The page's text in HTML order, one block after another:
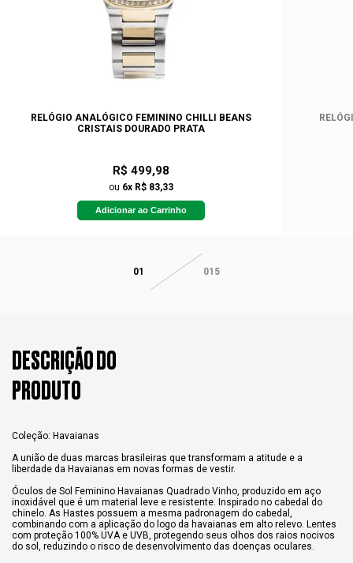
RELÓGIO ANALÓGICO FEMININO CHILLI BEANS
CRISTAIS DOURADO PRATA
R$ 499,98
ou 6x R$ 83,33
Adicionar ao Carrinho
01 015
DESCRIÇÃO DO
PRODUTO
Coleção: Havaianas
A união de duas marcas brasileiras que transformam a atitude e a
liberdade da Havaianas em novas formas de vestir.
Óculos de Sol Feminino Havaianas Quadrado Vinho, produzido em aço
inoxidável que é um material leve e resistente. Inspirado no cabedal do
chinelo. As Hastes possuem a mesma padronagem do cabedal,
combinando com a aplicação do logo da havaianas em alto relevo. Lentes
com proteção 100% UVA e UVB, protegendo seus olhos dos raios nocivos
do sol, reduzindo o risco de desenvolvimento das doenças oculares.